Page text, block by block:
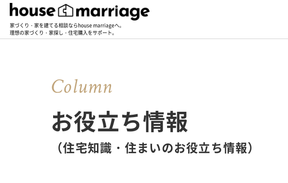
家づくり・家を建てる相談ならhouse marriageへ。
理想の家づくり・家探し・住宅購入をサポート。
Column
お役立ち情報
（住宅知識・住まいのお役立ち情報）